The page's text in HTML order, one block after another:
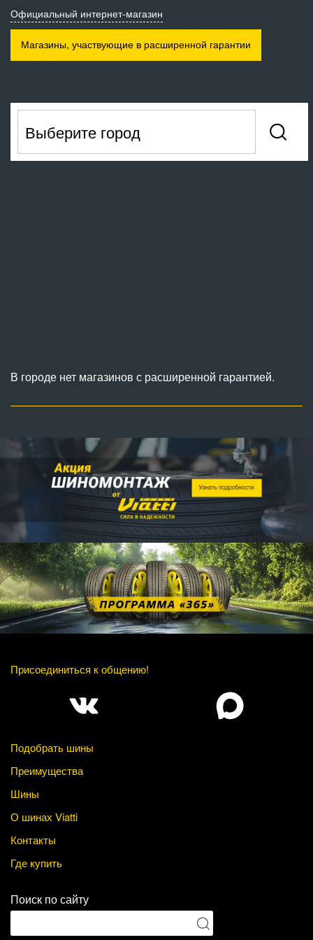
Официальный интернет-магазин
Магазины, участвующие в расширенной гарантии
В городе нет магазинов с расширенной гарантией.
Присоединиться к общению!
Подобрать шины
Преимущества
Шины
О шинах Viatti
Контакты
Где купить
Поиск по сайту